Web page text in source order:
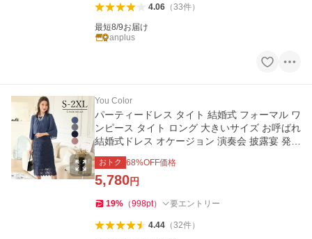
4.06（33件）
最短8/9お届け
anplus
You Color
パーティードレス タイト 結婚式 フォーマル ワ
ンピース タイト ロング 大きいサイズ お呼ばれ
結婚式ドレス オケージョン 演奏会 披露宴 発表
会 半袖 yj188538
おトク 68%OFF価格
5,780円
19% （998pt） 要エントリー
4.44（32件）